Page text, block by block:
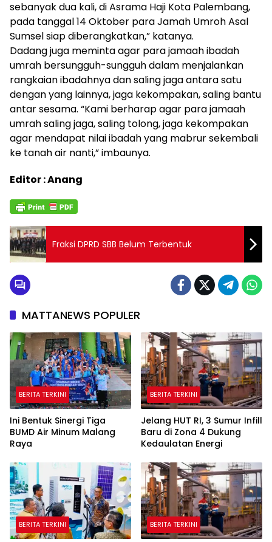
sebanyak dua kali, di Asrama Haji Kota Palembang,
pada tanggal 14 Oktober para Jamah Umroh Asal
Sumsel siap diberangkatkan,” katanya.
Dadang juga meminta agar para jamaah ibadah
umrah bersungguh-sungguh dalam menjalankan
rangkaian ibadahnya dan saling jaga antara satu
dengan yang lainnya, jaga kekompakan, saling bantu
antar sesama. “Kami berharap agar para jamaah
umrah saling jaga, saling tolong, jaga kekompakan
agar mendapat nilai ibadah yang mabrur sekembali
ke tanah air nanti,” imbaunya.
Editor : Anang
Fraksi DPRD SBB Belum Terbentuk
MATTANEWS POPULER
BERITA TERKINI
Ini Bentuk Sinergi Tiga
BUMD Air Minum Malang
Raya
BERITA TERKINI
Jelang HUT RI, 3 Sumur Infill
Baru di Zona 4 Dukung
Kedaulatan Energi
BERITA TERKINI BERITA TERKINI